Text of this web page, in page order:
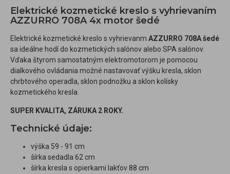
Elektrické kozmetické kreslo s vyhrievaním
AZZURRO 708A 4x motor šedé
Elektrické kozmetické kreslo s vyhrievanm AZZURRO 708A šedé
sa ideálne hodí do kozmetických salónov alebo SPA salónov.
Vďaka štyrom samostatným elektromotorom je pomocou
dialkového ovládania možné nastavovať výšku kresla, sklon
chrbtového operadla, sklon podnožku a sklon kolísky
kozmetického kresla.
SUPER KVALITA, ZÁRUKA 2 ROKY.
Technické údaje:
výška 59 - 91 cm
šírka sedadla 62 cm
šírka kresla s opierkami lakťov 88 cm